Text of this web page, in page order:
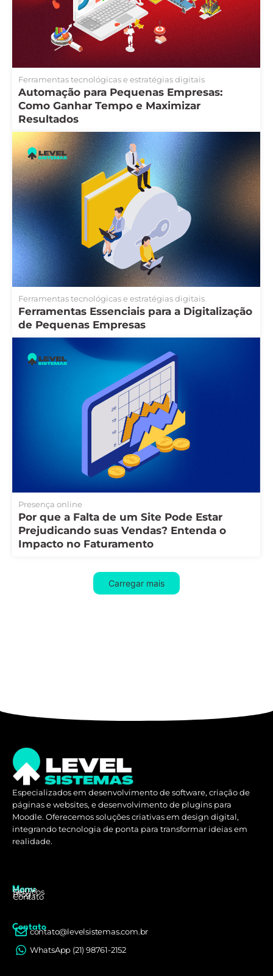
Ferramentas tecnológicas e estratégias digitais
Automação para Pequenas Empresas:
Como Ganhar Tempo e Maximizar
Resultados
Ferramentas tecnológicas e estratégias digitais
Ferramentas Essenciais para a Digitalização
de Pequenas Empresas
Presença online
Por que a Falta de um Site Pode Estar
Prejudicando suas Vendas? Entenda o
Impacto no Faturamento
Carregar mais
Especializados em desenvolvimento de software, criação de
páginas e websites, e desenvolvimento de plugins para
Moodle. Oferecemos soluções criativas em design digital,
integrando tecnologia de ponta para transformar ideias em
realidade.
Menu
Home
Serviços
Blog
Contato
Contatocontato@levelsistemas.com.br
WhatsApp (21) 98761-2152